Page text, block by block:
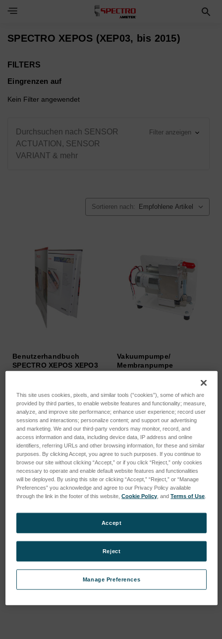
Toggle Navigation Menu
SPECTRO XEPOS (XEP03, bis 2015)
FILTERS
Eingrenzen auf
Kein Filter angewendet
Durchsuchen nach SENSOR
ACTUATION, SENSOR
VARIANT & mehr
Filter anzeigen
Sortieren nach:
Benutzerhandbuch
SPECTRO XEPOS XEPO3
Anmeldung für Preise
Vakuumpumpe/
Membranpumpe
Anmeldung für Preise
Probenteller Standard 8
Positionen XEPOS XEP03
Probenteller Präzision/ 12
This site uses cookies, pixels, and similar tools (“cookies”), some of which are
provided by third parties, to enable website features and functionality; measure,
analyze, and improve site performance; enhance user experience; record user
sessions and interactions; personalize content; and support our advertising
and marketing. We and our third-party vendors may monitor, record, and
access information and data, including device data, IP address and online
identifiers, referring URLs and other browsing information, for these and similar
purposes. By clicking Accept, you agree to such purposes. If you continue to
browse our site without clicking “Accept,” or if you click “Reject,” only cookies
necessary to operate and enable default website features and functionalities
will be deployed. By using this site or clicking “Accept,” “Reject,” or “Manage
Preferences” you acknowledge and agree to our Privacy Policy available
through the link in the footer of this website,Cookie Policy , andTerms of Use
Manage Preferences
Reject
Accept